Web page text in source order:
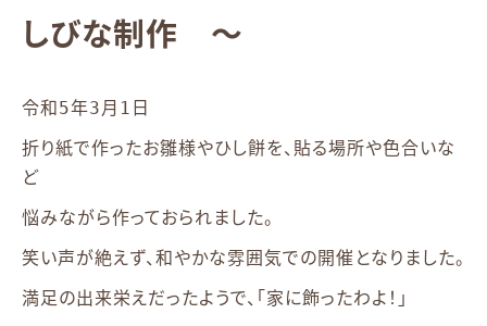
しびな制作 ～
令和5年3月1日
折り紙で作ったお雛様やひし餅を、貼る場所や色合いな
ど
悩みながら作っておられました。
笑い声が絶えず、和やかな雰囲気での開催となりました。
満足の出来栄えだったようで、「家に飾ったわよ！」